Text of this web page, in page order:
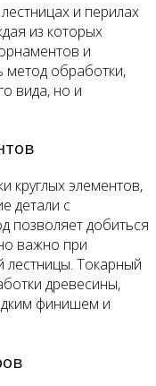
и перилах
из которых
и
метод обработки,
вида, но и
круглых элементов,
детали с
позволяет добиться
важно при
лестницы. Токарный
древесины,
финишем и